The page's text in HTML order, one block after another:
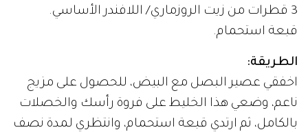
3 قطرات من زيت الروزماري/ اللافندر الأساسي.
قبعة استحمام.
الطريقة:
اخفقي عصير البصل مع البيض، للحصول على مزيج
ناعم، وضعي هذا الخليط على فروة رأسك والخصلات
بالكامل، ثم ارتدي قبعة استحمام، وانتظري لمدة نصف